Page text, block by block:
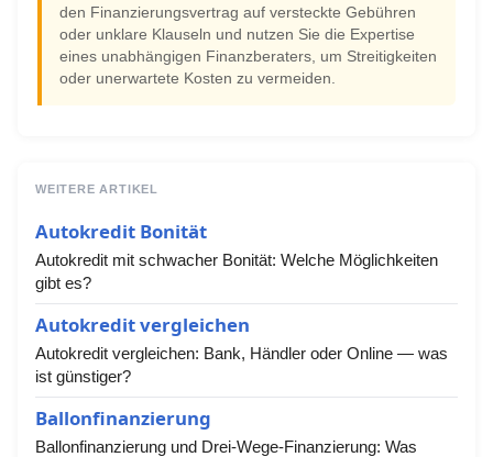
den Finanzierungsvertrag auf versteckte Gebühren
oder unklare Klauseln und nutzen Sie die Expertise
eines unabhängigen Finanzberaters, um Streitigkeiten
oder unerwartete Kosten zu vermeiden.
WEITERE ARTIKEL
Autokredit Bonität
Autokredit mit schwacher Bonität: Welche Möglichkeiten
gibt es?
Autokredit vergleichen
Autokredit vergleichen: Bank, Händler oder Online — was
ist günstiger?
Ballonfinanzierung
Ballonfinanzierung und Drei-Wege-Finanzierung: Was